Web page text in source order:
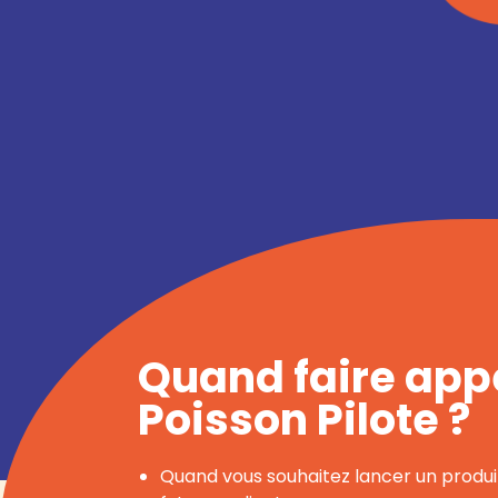
Quand faire
Poisson Pilote ?
Quand vous souhaitez lancer un